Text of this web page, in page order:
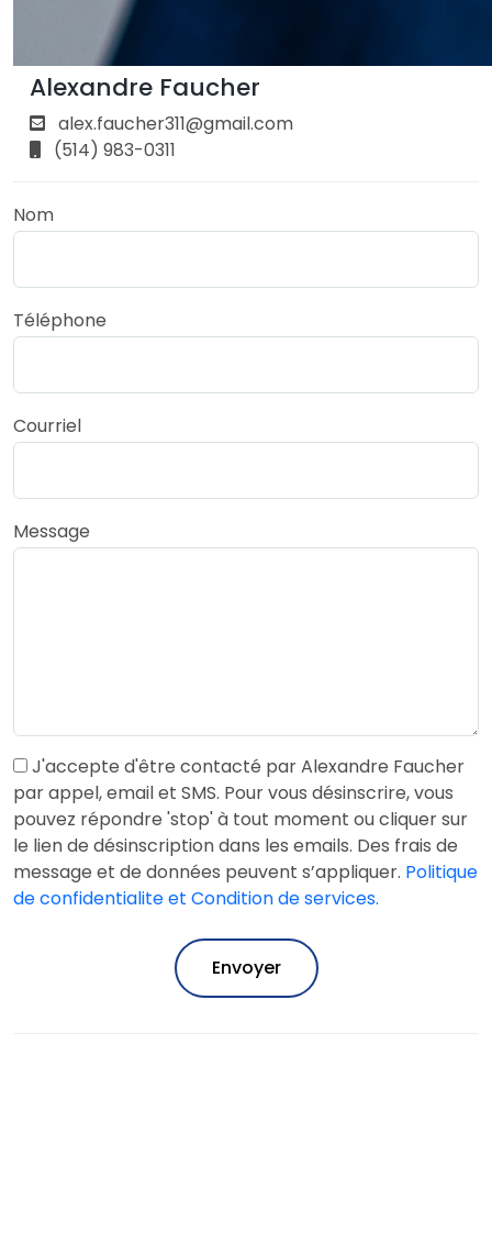
Alexandre Faucher
alex.faucher311@gmail.com
(514) 983-0311
Nom
Téléphone
Courriel
Message
J'accepte d'être contacté par Alexandre Faucher
par appel, email et SMS. Pour vous désinscrire, vous
pouvez répondre 'stop' à tout moment ou cliquer sur
le lien de désinscription dans les emails. Des frais de
message et de données peuvent s’appliquer. Politique
de confidentialite et Condition de services.
Envoyer